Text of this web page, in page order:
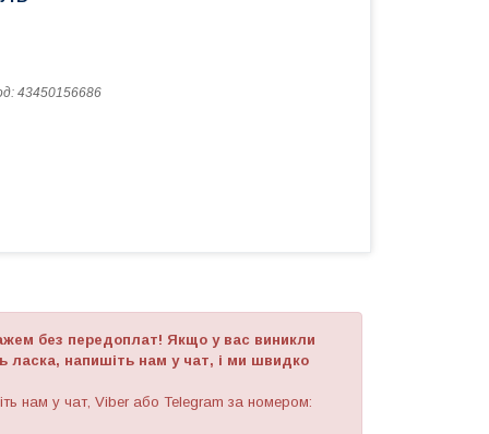
43450156686
без передоплат! Якщо у вас виникли
напишіть нам у чат, і ми швидко
нам у чат, Viber або Telegram за номером: